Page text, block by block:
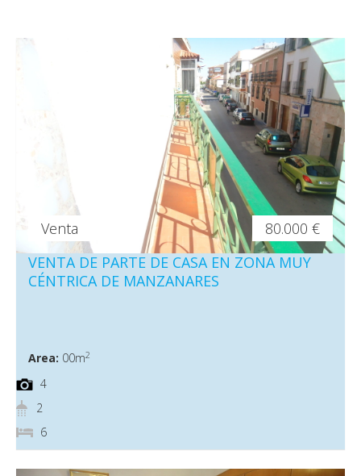
Venta
80.000 €
VENTA DE PARTE DE CASA EN ZONA MUY
CÉNTRICA DE MANZANARES
Area: 00m2
4
2
6